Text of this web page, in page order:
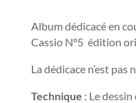
Album dédicacé en
Cassio N°5 édition
La dédicace n’est pas
Technique : Le